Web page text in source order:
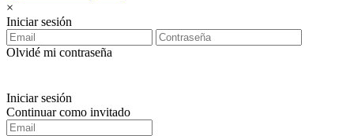
×
Iniciar sesión
Olvidé mi contraseña
Iniciar sesión
Continuar como invitado